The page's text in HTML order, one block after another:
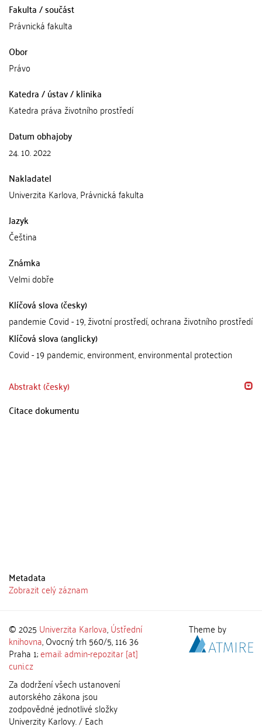
Fakulta / součást
Právnická fakulta
Obor
Právo
Katedra / ústav / klinika
Katedra práva životního prostředí
Datum obhajoby
24. 10. 2022
Nakladatel
Univerzita Karlova, Právnická fakulta
Jazyk
Čeština
Známka
Velmi dobře
Klíčová slova (česky)
pandemie Covid - 19, životní prostředí, ochrana životního prostředí
Klíčová slova (anglicky)
Covid - 19 pandemic, environment, environmental protection
Abstrakt (česky)
Citace dokumentu
Metadata
Zobrazit celý záznam
© 2025 Univerzita Karlova,Ústřední
knihovna, Ovocný trh 560/5, 116 36
Praha 1;email: admin-repozitar [at]
cuni.cz
Za dodržení všech ustanovení
autorského zákona jsou
zodpovědné jednotlivé složky
Univerzity Karlovy. / Each
Theme by